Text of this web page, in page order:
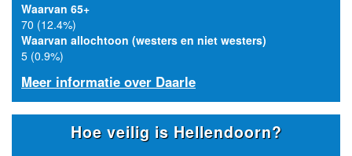
Waarvan 65+
70 (12.4%)
Waarvan allochtoon (westers en niet westers)
5 (0.9%)
Meer informatie over Daarle
Hoe veilig is Hellendoorn?